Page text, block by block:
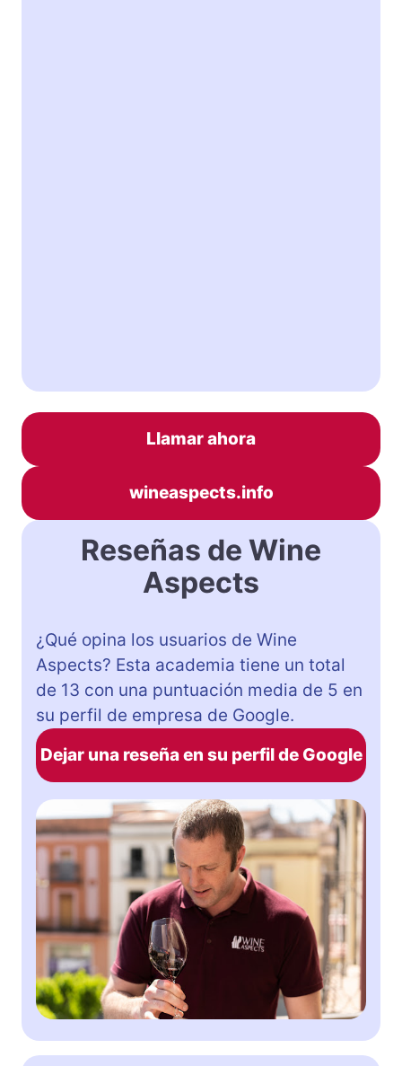
Llamar ahora
wineaspects.info
Reseñas de Wine
Aspects
¿Qué opina los usuarios de Wine
Aspects? Esta academia tiene un total
de 13 con una puntuación media de 5 en
su perfil de empresa de Google.
Dejar una reseña en su perfil de Google